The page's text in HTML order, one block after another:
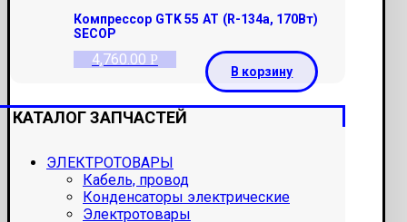
Компрессор GTK 55 AT (R-134a, 170Вт)
SECOP
4,760.00 Р
В корзину
КАТАЛОГ ЗАПЧАСТЕЙ
ЭЛЕКТРОТОВАРЫ
Кабель, провод
Конденсаторы электрические
Электротовары